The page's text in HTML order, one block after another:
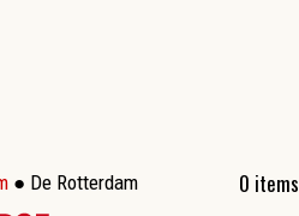
0 items
● De Rotterdam